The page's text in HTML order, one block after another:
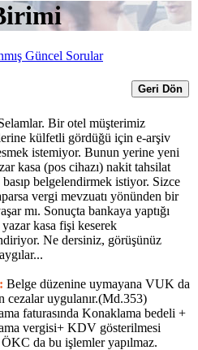
Güncel Sorular
Geri Dön
Bir otel müşterimiz
külfetli gördüğü için e-arşiv
istemiyor. Bunun yerine yeni
kasa (pos cihazı) nakit tahsilat
basıp belgelendirmek istiyor. Sizce
vergi mevzuatı yönünden bir
mı. Sonuçta bankaya yaptığı
yazar kasa fişi keserek
Ne dersiniz, görüşünüz
Belge düzenine uymayana VUK da
cezalar uygulanır.(Md.353)
faturasında Konaklama bedeli +
vergisi+ KDV gösterilmesi
da bu işlemler yapılmaz.